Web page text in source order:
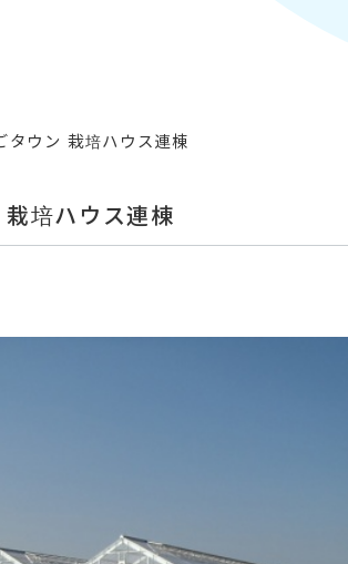
タウン 栽培ハウス連棟
培ハウス連棟